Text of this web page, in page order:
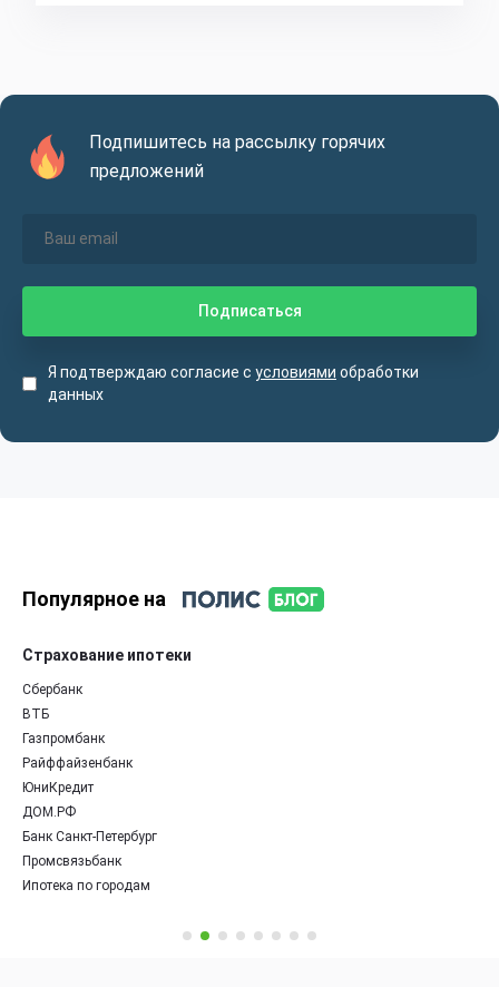
Подпишитесь на рассылку горячих
предложений
Я подтверждаю согласие с условиями обработки
данных
Популярное на
Страхование ипотеки
Сбербанк
ВТБ
Газпромбанк
Райффайзенбанк
ЮниКредит
ДОМ.РФ
Банк Санкт-Петербург
Промсвязьбанк
Ипотека по городам